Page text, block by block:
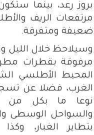
بروز رعد، بينما
مرتفعات الريف
ضعيفة ومتفرقة.
وسيلاحظ خلال
مرفوقة بقطرات
المحيط الأطلسي
الغرب، فضلا عن
نوعا ما بكل من
والسواحل الوسطى
بتطاير الغبار،